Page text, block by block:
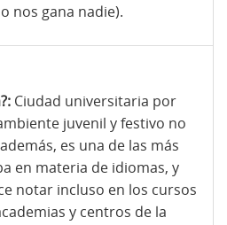
nos gana nadie).
Ciudad universitaria por
juvenil y festivo no
es una de las más
en materia de idiomas, y
notar incluso en los cursos
y centros de la